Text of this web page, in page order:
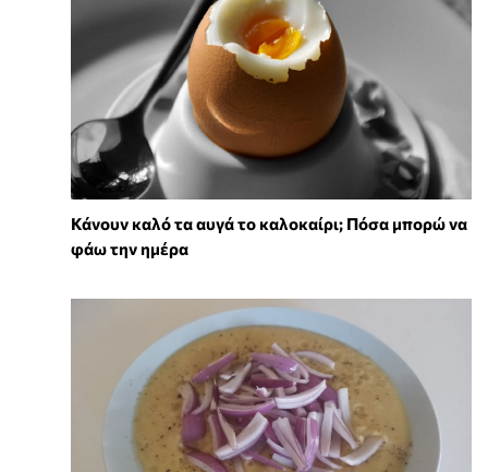
Κάνουν καλό τα αυγά το καλοκαίρι; Πόσα μπορώ να
φάω την ημέρα